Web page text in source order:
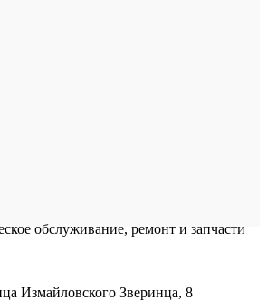
обслуживание, ремонт и запчасти
Измайловского Зверинца, 8